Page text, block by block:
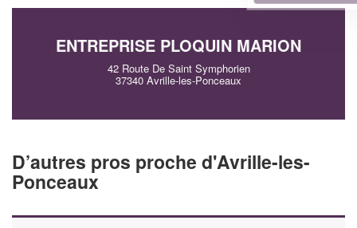
ENTREPRISE PLOQUIN MARION
42 Route De Saint Symphorien
37340 Avrille-les-Ponceaux
D’autres pros proche d'Avrille-les-
Ponceaux